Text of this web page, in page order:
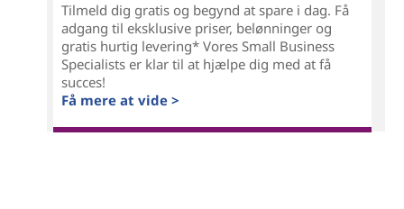
Tilmeld dig gratis og begynd at spare i dag. Få
adgang til eksklusive priser, belønninger og
gratis hurtig levering* Vores Small Business
Specialists er klar til at hjælpe dig med at få
succes!
Få mere at vide >